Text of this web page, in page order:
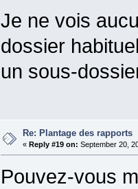
Je ne vois
dossier
un sous-
Re: Plantage des rapports
«Reply #19 on: September 20,
Pouvez-vous